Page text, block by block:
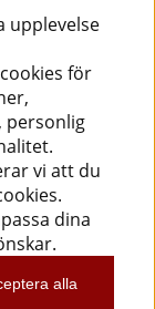
upplevelse
för
personlig
vi att du
dina
alla